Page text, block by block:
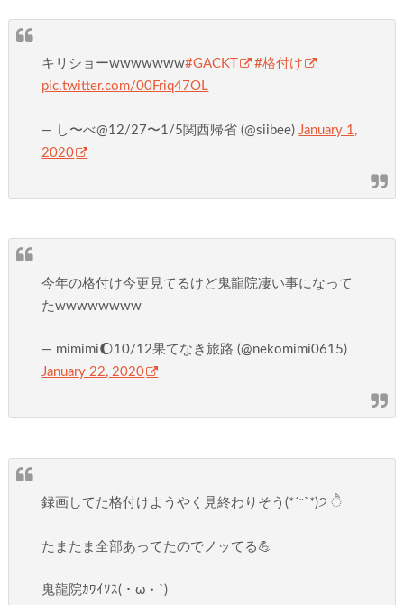
キリショーwwwwwww#GACKT
#格付け
pic.twitter.com/00Friq47OL
— し〜べ@12/27〜1/5関西帰省 (@siibee) January 1,
2020
今年の格付け今更見てるけど鬼龍院凄い事になって
たwwwwwwww
— mimimi🌔10/12果てなき旅路 (@nekomimi0615)
January 22, 2020
録画してた格付けようやく見終わりそう(*ˊᵕˋ*)੭ ੈ
たまたま全部あってたのでノッてる💪
鬼龍院ｶﾜｲｿｽ(・ω・`)